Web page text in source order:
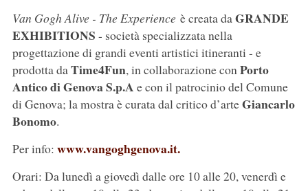
Van Gogh Alive - The Experienceè creata daGRANDE
EXHIBITIONS - società specializzata nella
progettazione di grandi eventi artistici itineranti - e
prodotta daTime4Fun, in collaborazione conPorto
Antico di Genova S.p.A e con il patrocinio del Comune
di Genova; la mostra è curata dal critico d’arteGiancarlo
Bonomo.
Per info: www.vangoghgenova.it.
Orari: Da lunedì a giovedì dalle ore 10 alle 20, venerdì e